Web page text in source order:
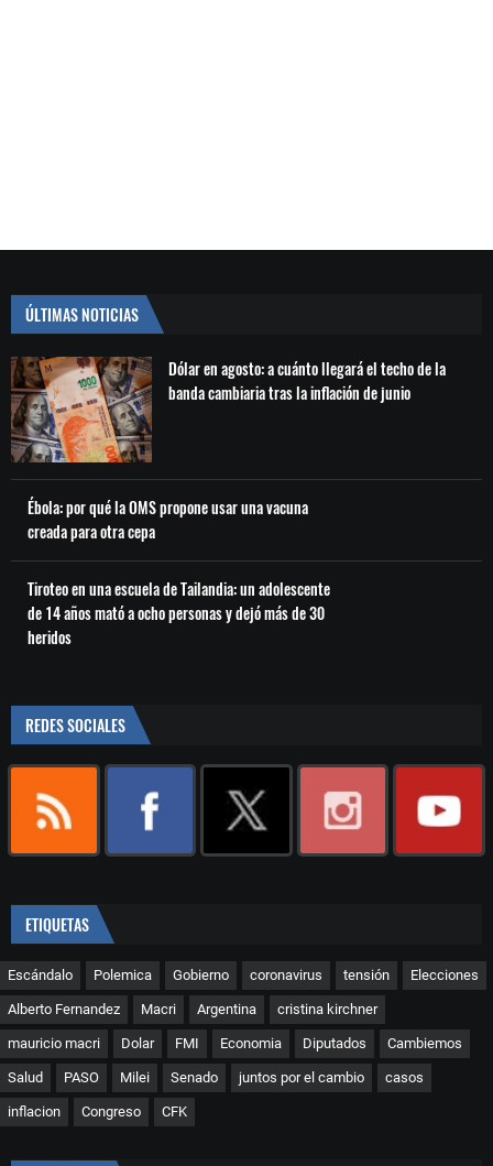
ÚLTIMAS NOTICIAS
Dólar en agosto: a cuánto llegará el techo de la
banda cambiaria tras la inflación de junio
Ébola: por qué la OMS propone usar una vacuna
creada para otra cepa
Tiroteo en una escuela de Tailandia: un adolescente
de 14 años mató a ocho personas y dejó más de 30
heridos
REDES SOCIALES
ETIQUETAS
Escándalo Polemica Gobierno coronavirus tensión Elecciones
Alberto Fernandez Macri Argentina cristina kirchner
mauricio macri Dolar FMI Economia Diputados Cambiemos
Salud PASO Milei Senado juntos por el cambio casos
inflacion Congreso CFK